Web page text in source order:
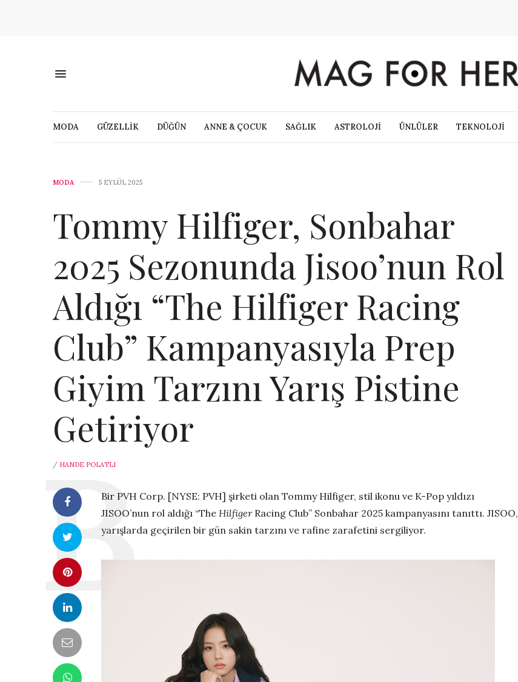
MODA GÜZELLİK DÜĞÜN ANNE & ÇOCUK SAĞLIK ASTROLOJİ ÜNLÜLER TEKNOLOJİ
MODA 5 EYLÜL 2025
Tommy Hilfiger, Sonbahar
2025 Sezonunda Jisoo’nun Rol
Aldığı “The Hilfiger Racing
Club” Kampanyasıyla Prep
Giyim Tarzını Yarış Pistine
Getiriyor
/ HANDE POLATLI
Bir PVH Corp. [NYSE: PVH] şirketi olan Tommy Hilfiger, stil ikonu ve K-Pop yıldızı
JISOO’nun rol aldığı “The HilfigerRacing Club” Sonbahar 2025 kampanyasını tanıttı. JISOO,
yarışlarda geçirilen bir gün sakin tarzını ve rafine zarafetini sergiliyor.